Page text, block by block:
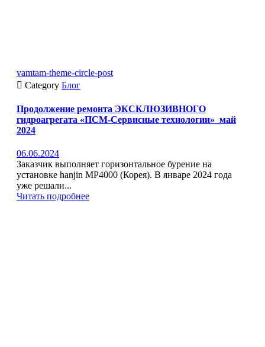
vamtam-theme-circle-post
 Category Блог
Продолжение ремонта ЭКСКЛЮЗИВНОГО
гидроагрегата «ПСМ-Сервисные технологии»_май
2024
06.06.2024
Заказчик выполняет горизонтальное бурение на
установке hanjin MP4000 (Корея). В январе 2024 года
уже решали...
Читать подробнее